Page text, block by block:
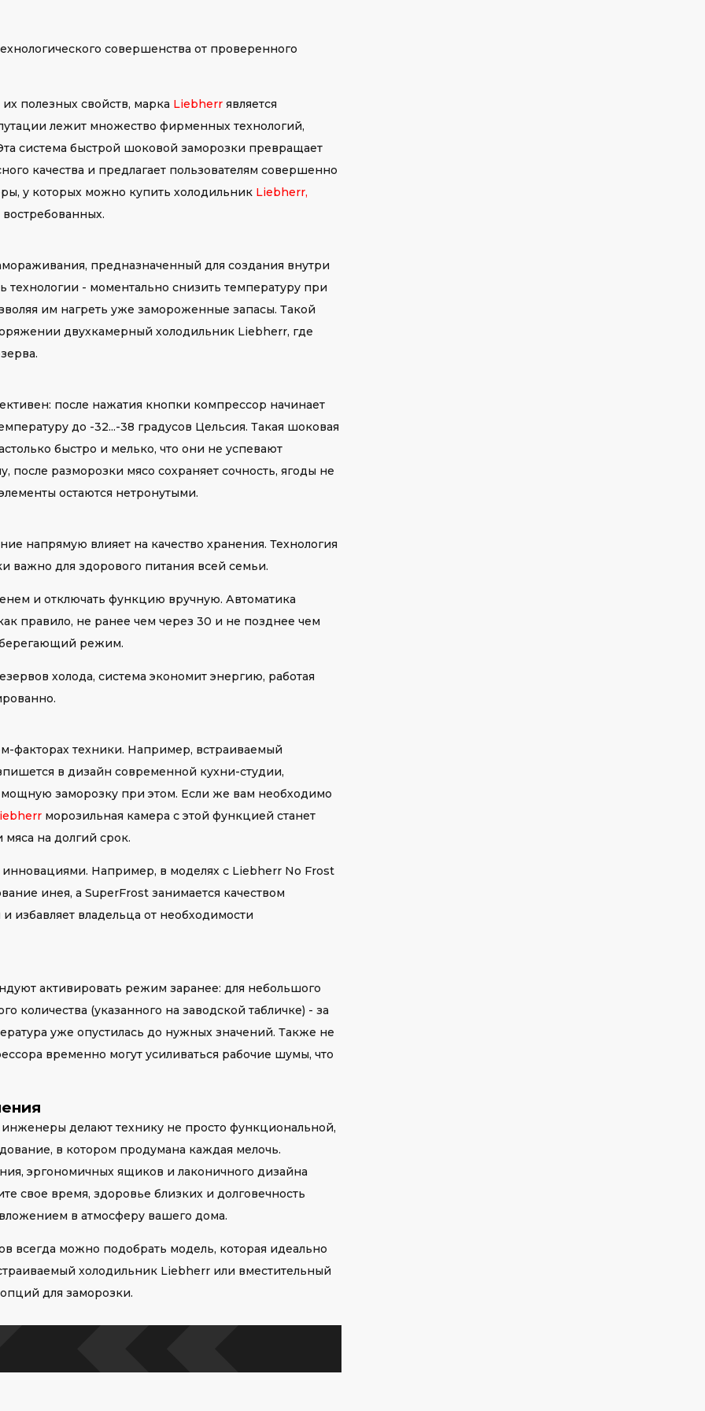
совершенства от проверенного
полезных свойств, марка Liebherr является
лежит множество фирменных технологий,
система быстрой шоковой заморозки превращает
качества и предлагает пользователям совершенно
у которых можно купить холодильник Liebherr,
предназначенный для создания внутри
- моментально снизить температуру при
им нагреть уже замороженные запасы. Такой
двухкамерный холодильник Liebherr, где
после нажатия кнопки компрессор начинает
до -32...-38 градусов Цельсия. Такая шоковая
быстро и мелько, что они не успевают
после разморозки мясо сохраняет сочность, ягоды не
остаются нетронутыми.
напрямую влияет на качество хранения. Технология
важно для здорового питания всей семьи.
и отключать функцию вручную. Автоматика
правило, не ранее чем через 30 и не позднее чем
режим.
холода, система экономит энергию, работая
факторах техники. Например, встраиваемый
в дизайн современной кухни-студии,
заморозку при этом. Если же вам необходимо
морозильная камера с этой функцией станет
на долгий срок.
инновациями. Например, в моделях с Liebherr No Frost
инея, а SuperFrost занимается качеством
избавляет владельца от необходимости
активировать режим заранее: для небольшого
количества (указанного на заводской табличке) - за
уже опустилась до нужных значений. Также не
временно могут усиливаться рабочие шумы, что
делают технику не просто функциональной,
в котором продумана каждая мелочь.
эргономичных ящиков и лаконичного дизайна
свое время, здоровье близких и долговечность
в атмосферу вашего дома.
всегда можно подобрать модель, которая идеально
холодильник Liebherr или вместительный
для заморозки.